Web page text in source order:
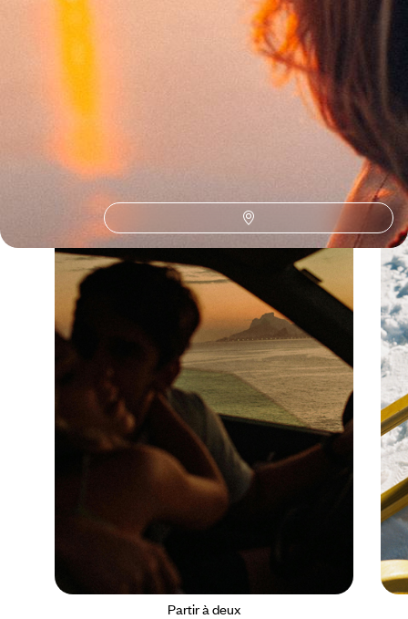
La Martinique selonvos envies
Parce que chaque voyageur est différent
Partir à deux